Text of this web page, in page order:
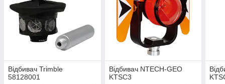
Відбивач Trimble
58128001
Відбивач NTECH-GEO
KTSC3